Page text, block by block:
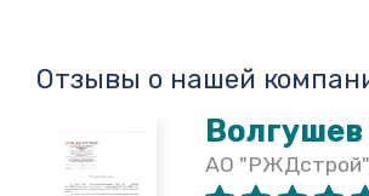
Отзывы о нашей
Волгушев
АО "РЖДстрой"